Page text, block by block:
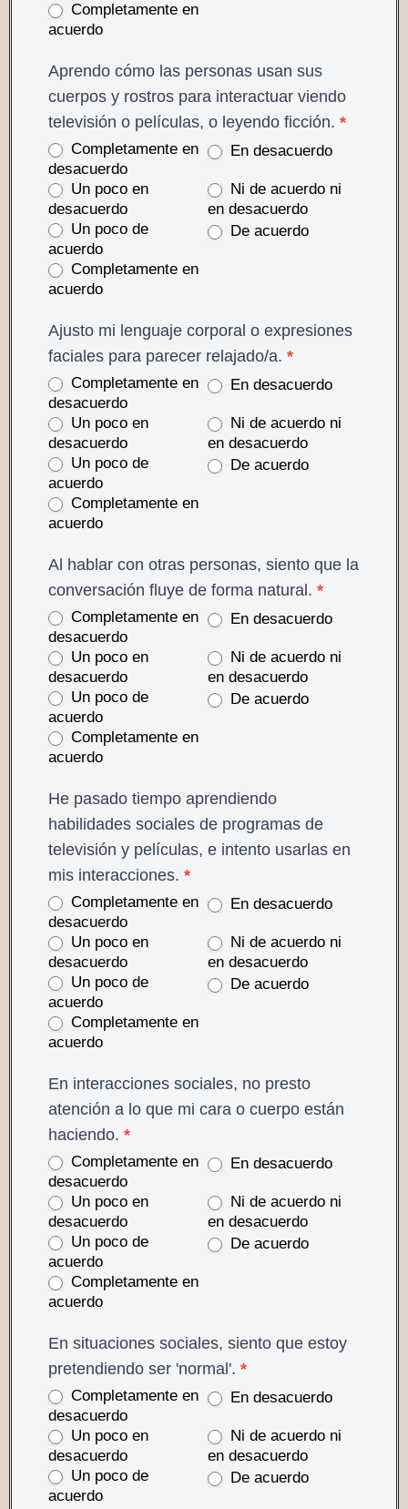
Completamente en
acuerdo
Aprendo cómo las personas usan sus
cuerpos y rostros para interactuar viendo
televisión o películas, o leyendo ficción. *
Completamente en
desacuerdo
En desacuerdo
Un poco en
desacuerdo
Ni de acuerdo ni
en desacuerdo
Un poco de
acuerdo
De acuerdo
Completamente en
acuerdo
Ajusto mi lenguaje corporal o expresiones
faciales para parecer relajado/a. *
Completamente en
desacuerdo
En desacuerdo
Un poco en
desacuerdo
Ni de acuerdo ni
en desacuerdo
Un poco de
acuerdo
De acuerdo
Completamente en
acuerdo
Al hablar con otras personas, siento que la
conversación fluye de forma natural. *
Completamente en
desacuerdo
En desacuerdo
Un poco en
desacuerdo
Ni de acuerdo ni
en desacuerdo
Un poco de
acuerdo
De acuerdo
Completamente en
acuerdo
He pasado tiempo aprendiendo
habilidades sociales de programas de
televisión y películas, e intento usarlas en
mis interacciones. *
Completamente en
desacuerdo
En desacuerdo
Un poco en
desacuerdo
Ni de acuerdo ni
en desacuerdo
Un poco de
acuerdo
De acuerdo
Completamente en
acuerdo
En interacciones sociales, no presto
atención a lo que mi cara o cuerpo están
haciendo. *
Completamente en
desacuerdo
En desacuerdo
Un poco en
desacuerdo
Ni de acuerdo ni
en desacuerdo
Un poco de
acuerdo
De acuerdo
Completamente en
acuerdo
En situaciones sociales, siento que estoy
pretendiendo ser 'normal'. *
Completamente en
desacuerdo
En desacuerdo
Un poco en
desacuerdo
Ni de acuerdo ni
en desacuerdo
Un poco de
acuerdo
De acuerdo